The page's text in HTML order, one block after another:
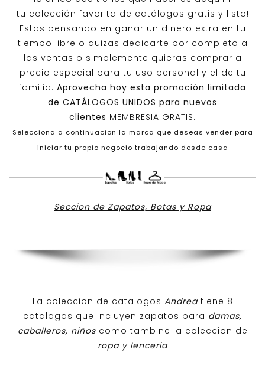
tu colección favorita de catálogos gratis y listo!
Estas pensando en ganar un dinero extra en tu
tiempo libre o quizas dedicarte por completo a
las ventas o simplemente quieras comprar a
precio especial para tu uso personal y el de tu
familia. Aprovecha hoy esta promoción limitada
de CATÁLOGOS UNIDOS para nuevos
clientes MEMBRESIA GRATIS.
Selecciona a continuacion la marca que deseas vender para
iniciar tu propio negocio trabajando desde casa
Seccion de Zapatos, Botas y Ropa
La coleccion de catalogos Andreatiene 8
catalogos que incluyen zapatos para damas,
caballeros, niños como tambine la coleccion de
ropa y lenceria